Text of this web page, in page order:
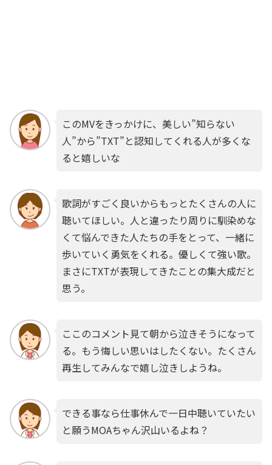
このMVをきっかけに、美しい”知らない
人”から”TXT”と認知してくれる人が多くな
ると嬉しいな
歌詞がすごく良いからもっとたくさんの人に
聴いてほしい。人と違ったり周りに馴染めな
くて悩んできた人たちの手をとって、一緒に
歩いていく勇気をくれる。優しくて強い歌。
まさにTXTが表現してきたことの集大成だと
思う。
ここのコメント見て朝から泣きそうになって
る。もう悔しい思いはしたくない。たくさん
再生してみんなで嬉し泣きしようね。
できる事なら仕事休んで一日中聴いていたい
と願うMOAちゃん沢山いるよね？